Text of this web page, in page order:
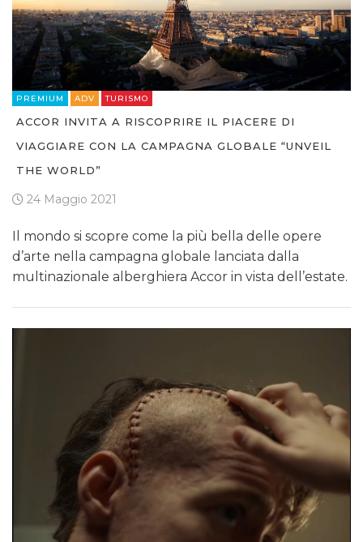
PREMIUM ADV TURISMO
ACCOR INVITA A RISCOPRIRE IL PIACERE DI
VIAGGIARE CON LA CAMPAGNA GLOBALE “UNVEIL
THE WORLD”
24 Maggio 2021
Il mondo si scopre come la più bella delle opere
d’arte nella campagna globale lanciata dalla
multinazionale alberghiera Accor in vista dell’estate.